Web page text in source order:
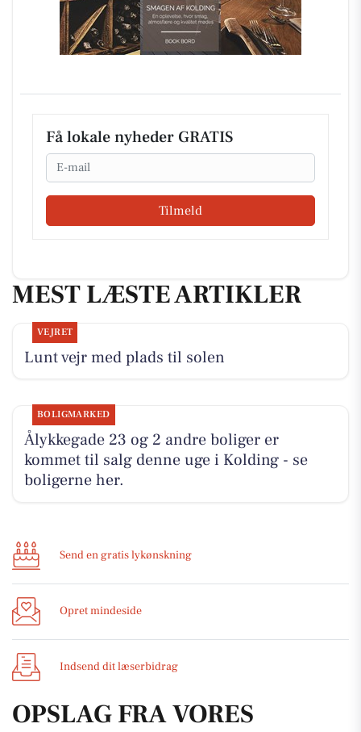
Få lokale nyheder GRATIS
Email
Tilmeld
MEST LÆSTE ARTIKLER
VEJRET
Lunt vejr med plads til solen
BOLIGMARKED
Ålykkegade 23 og 2 andre boliger er
kommet til salg denne uge i Kolding - se
boligerne her.
Send en gratis lykønskning
Opret mindeside
Indsend dit læserbidrag
OPSLAG FRA VORES